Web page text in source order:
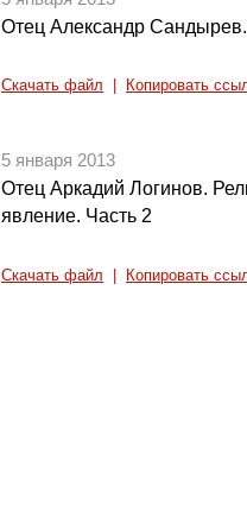
Отец Александр
Скачать файл Копировать
5 января 2013
Отец Аркадий Логинов.
явление. Часть 2
Скачать файл Копировать